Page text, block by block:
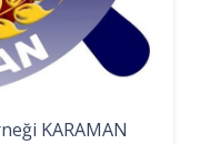
KARAMAN